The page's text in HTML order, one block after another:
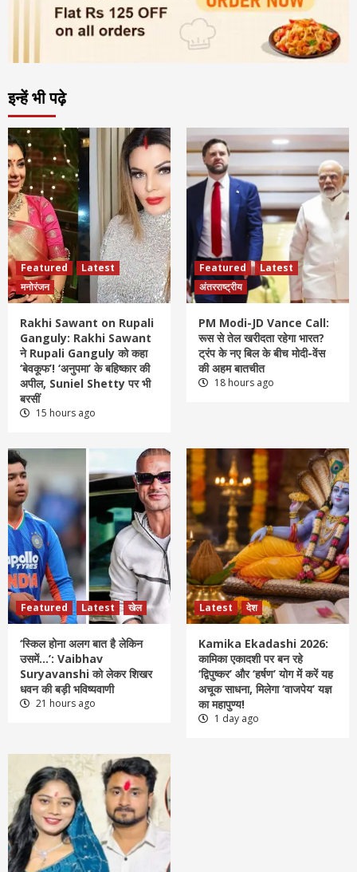
इन्हें भी पढ़े
Featured
Latest
मनोरंजन
Rakhi Sawant on Rupali
Ganguly: Rakhi Sawant
ने Rupali Ganguly को कहा
‘बेवकूफ’! ‘अनुपमा’ के बहिष्कार की
अपील, Suniel Shetty पर भी
बरसीं
15 hours ago
Featured
Latest
अंतरराष्ट्रीय
PM Modi-JD Vance Call:
रूस से तेल खरीदता रहेगा भारत?
ट्रंप के नए बिल के बीच मोदी-वेंस
की अहम बातचीत
18 hours ago
Featured Latest खेल
‘स्किल होना अलग बात है लेकिन
उसमें…’: Vaibhav
Suryavanshi को लेकर शिखर
धवन की बड़ी भविष्यवाणी
21 hours ago
Latest देश
Kamika Ekadashi 2026:
कामिका एकादशी पर बन रहे
‘द्विपुष्कर’ और ‘हर्षण’ योग में करें यह
अचूक साधना, मिलेगा ‘वाजपेय’ यज्ञ
का महापुण्य!
1 day ago